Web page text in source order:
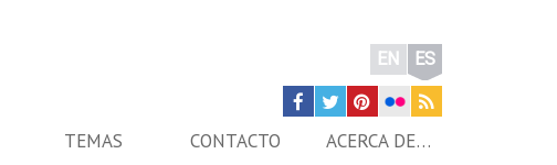
EN ES
TEMAS CONTACTO ACERCA DE…